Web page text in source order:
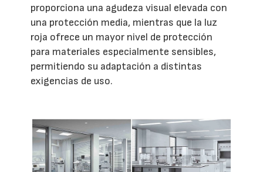
proporciona una agudeza visual elevada con
una protección media, mientras que la luz
roja ofrece un mayor nivel de protección
para materiales especialmente sensibles,
permitiendo su adaptación a distintas
exigencias de uso.